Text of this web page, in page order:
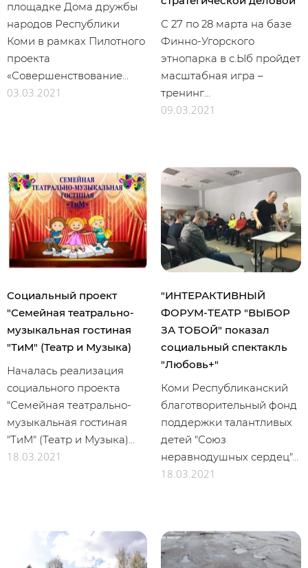
площадке Дома дружбы
народов Республики
Коми в рамках Пилотного
проекта
«Совершенствование...
03.03.2021
С 27 по 28 марта на базе
Финно-Угорского
этнопарка в с.Ыб пройдет
масштабная игра –
тренинг...
09.03.2021
Социальный проект
"Семейная театрально-
музыкальная гостиная
"ТиМ" (Театр и Музыка)
Началась реализация
социального проекта
"Семейная театрально-
музыкальная гостиная
"ТиМ" (Театр и Музыка)...
18.03.2021
"ИНТЕРАКТИВНЫЙ
ФОРУМ-ТЕАТР "ВЫБОР
ЗА ТОБОЙ" показал
социальный спектакль
"Любовь+"
Коми Республиканский
благотворительный фонд
поддержки талантливых
детей "Союз
неравнодушных сердец"...
18.03.2021